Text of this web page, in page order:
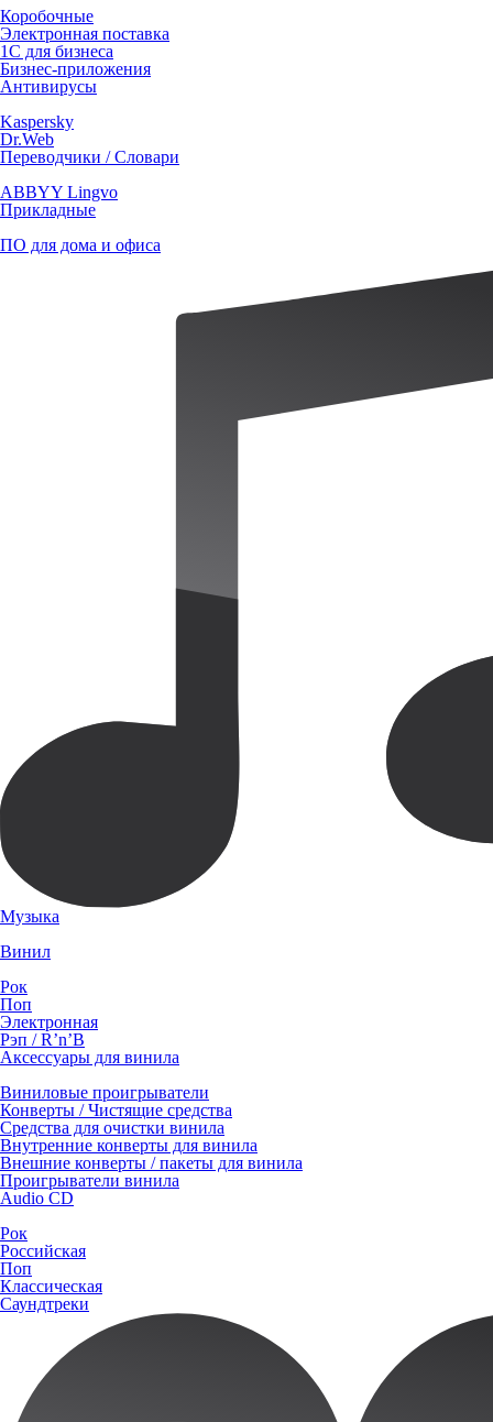
Коробочные
Электронная поставка
1С для бизнеса
Бизнес-приложения
Антивирусы
Kaspersky
Dr.Web
Переводчики / Словари
ABBYY Lingvo
Прикладные
ПО для дома и офиса
Музыка
Винил
Рок
Поп
Электронная
Рэп / R’n’B
Аксессуары для винила
Виниловые проигрыватели
Конверты / Чистящие средства
Средства для очистки винила
Внутренние конверты для винила
Внешние конверты / пакеты для винила
Проигрыватели винила
Audio CD
Рок
Российская
Поп
Классическая
Саундтреки